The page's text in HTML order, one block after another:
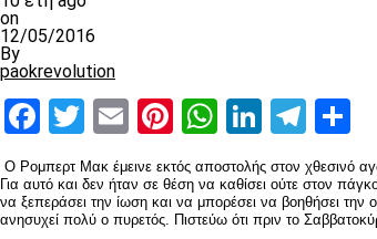
on
12/05/2016
By
paokrevolution
Facebook
Twitter
EmailPinterest
WhatsApp
LinkedIn
Ο Ρομπερτ Μακ έμεινε εκτός αποστολής στον χθεσινό
Για αυτό και δεν ήταν σε θέση να καθίσει ούτε στον
να ξεπεράσει την ίωση και να μπορέσει να βοηθήσει
ανησυχεί πολύ ο πυρετός. Πιστεύω ότι πριν το